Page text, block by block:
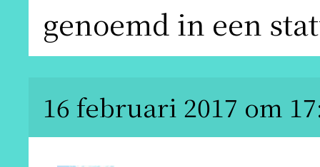
genoemd in een
16 februari 2017 om